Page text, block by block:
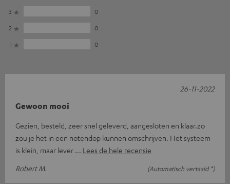
3
0
2
0
1
0
Gewoon mooi
Gezien, besteld, zeer snel geleverd, aangesloten en klaar.zo
zou je het in een notendop kunnen omschrijven. Het systeem
is klein, maar lever
Lees de hele recensie
Robert M.
(Automatisch vertaald *)
26-11-2022